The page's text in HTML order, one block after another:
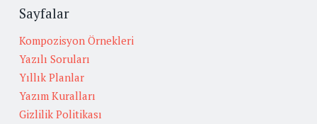
Sayfalar
Kompozisyon Örnekleri
Yazılı Soruları
Yıllık Planlar
Yazım Kuralları
Gizlilik Politikası